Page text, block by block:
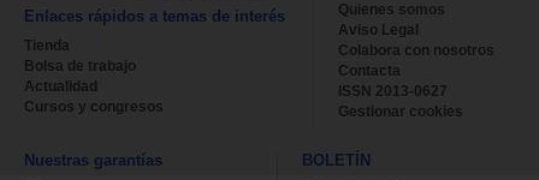
Enlaces rápidos a temas de interés
Tienda
Bolsa de trabajo
Actualidad
Cursos y congresos
Quienes somos
Aviso Legal
Colabora con nosotros
Contacta
ISSN 2013-0627
Gestionar cookies
Nuestras garantías BOLETÍN